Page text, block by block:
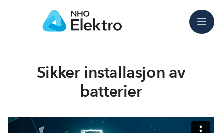
Meny
Sikker installasjon av
batterier